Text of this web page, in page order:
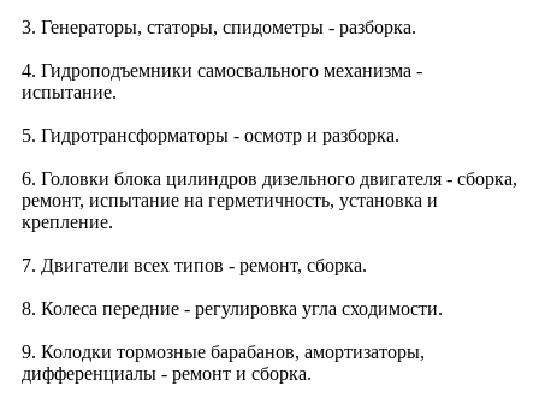
3. Генераторы, статоры, спидометры - разборка.
4. Гидроподъемники самосвального механизма -
испытание.
5. Гидротрансформаторы - осмотр и разборка.
6. Головки блока цилиндров дизельного двигателя - сборка,
ремонт, испытание на герметичность, установка и
крепление.
7. Двигатели всех типов - ремонт, сборка.
8. Колеса передние - регулировка угла сходимости.
9. Колодки тормозные барабанов, амортизаторы,
дифференциалы - ремонт и сборка.